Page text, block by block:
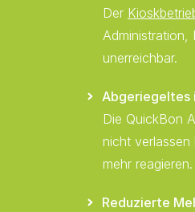
Der
Administration,
unerreichbar.
Abgeriegeltes
Die QuickBon
nicht
mehr reagieren.
Reduzierte